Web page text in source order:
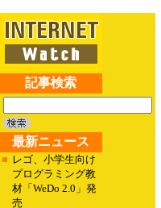
記事検索
最新ニュース
■ レゴ、小学生向け
プログラミング教
材「WeDo 2.0」発
売